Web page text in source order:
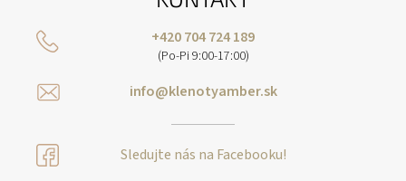
+420 704 724 189
(Po-Pi 9:00-17:00)
info@klenotyamber.sk
Sledujte nás na Facebooku!